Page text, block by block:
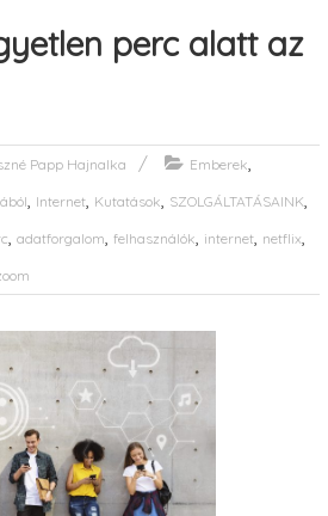
perc alatt az
Papp Hajnalka Emberek
Internet, Kutatások SZOLGÁLTATÁSAINK
adatforgalom felhasználók internet, netflix